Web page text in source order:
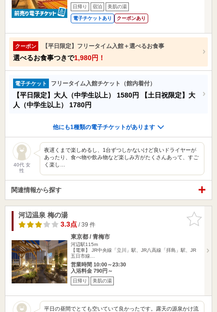
日帰り 宿泊 美肌の湯
電子チケットあり クーポンあり
クーポン 【平日限定】フリータイム入館＋選べるお食事
選べるお食事つきで1,980円！
電子チケット フリータイム入館チケット（館内着付）
【平日限定】大人（中学生以上） 1580円
【土日祝限定】大
人（中学生以上） 1780円
他にも1種類の電子チケットがあります
40代 女
性
夜遅くまで楽しめるし、1台ずつしかないけど良いドライヤーが
あったり、食べ物や飲み物など楽しみ方がたくさんあって、すご
く楽し…
関連情報から探す
お気に入
りに追加
河辺温泉 梅の湯
3.3点/ 39 件
東京都 / 青梅市
河辺駅115m
【電車】 JR中央線「立川」駅、JR八高線「拝島」駅、JR
五日市線…
営業時間 10:00～23:30
入浴料金 790円～
日帰り 美肌の湯
平日の昼間でとても空いていて良かったです。露天の源泉かけ流